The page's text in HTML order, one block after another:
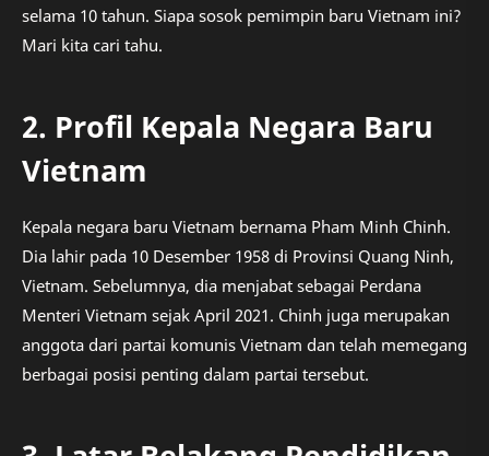
selama 10 tahun. Siapa sosok pemimpin baru Vietnam ini?
Mari kita cari tahu.
2. Profil Kepala Negara Baru
Vietnam
Kepala negara baru Vietnam bernama Pham Minh Chinh.
Dia lahir pada 10 Desember 1958 di Provinsi Quang Ninh,
Vietnam. Sebelumnya, dia menjabat sebagai Perdana
Menteri Vietnam sejak April 2021. Chinh juga merupakan
anggota dari partai komunis Vietnam dan telah memegang
berbagai posisi penting dalam partai tersebut.